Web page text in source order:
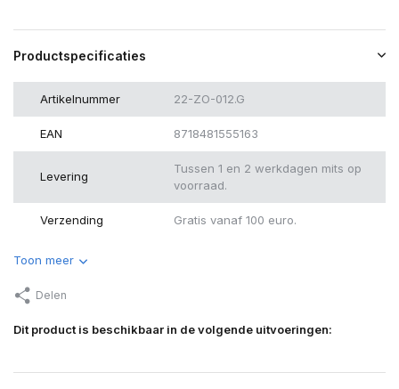
Productspecificaties
Artikelnummer 22-ZO-012.G
EAN 8718481555163
Levering
Tussen 1 en 2 werkdagen mits op
voorraad.
Verzending Gratis vanaf 100 euro.
Toon meer
Delen
Dit product is beschikbaar in de volgende uitvoeringen: